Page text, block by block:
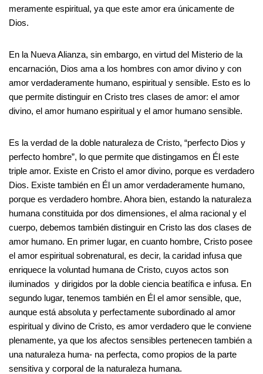
meramente espiritual, ya que este amor era únicamente de
Dios.
En la Nueva Alianza, sin embargo, en virtud del Misterio de la
encarnación, Dios ama a los hombres con amor divino y con
amor verdaderamente humano, espiritual y sensible. Esto es lo
que permite distinguir en Cristo tres clases de amor: el amor
divino, el amor humano espiritual y el amor humano sensible.
Es la verdad de la doble naturaleza de Cristo, “perfecto Dios y
perfecto hombre”, lo que permite que distingamos en Él este
triple amor. Existe en Cristo el amor divino, porque es verdadero
Dios. Existe también en Él un amor verdaderamente humano,
porque es verdadero hombre. Ahora bien, estando la naturaleza
humana constituida por dos dimensiones, el alma racional y el
cuerpo, debemos también distinguir en Cristo las dos clases de
amor humano. En primer lugar, en cuanto hombre, Cristo posee
el amor espiritual sobrenatural, es decir, la caridad infusa que
enriquece la voluntad humana de Cristo, cuyos actos son
iluminados y dirigidos por la doble ciencia beatífica e infusa. En
segundo lugar, tenemos también en Él el amor sensible, que,
aunque está absoluta y perfectamente subordinado al amor
espiritual y divino de Cristo, es amor verdadero que le conviene
plenamente, ya que los afectos sensibles pertenecen también a
una naturaleza huma- na perfecta, como propios de la parte
sensitiva y corporal de la naturaleza humana.